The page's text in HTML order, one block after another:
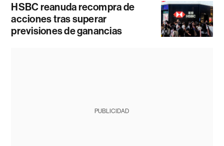
HSBC reanuda recompra de
acciones tras superar
previsiones de ganancias
PUBLICIDAD